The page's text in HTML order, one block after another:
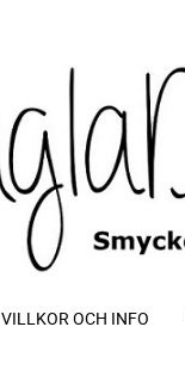
VILLKOR OCH INFO